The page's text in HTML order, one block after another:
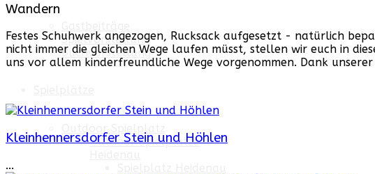
Spielvorstellung
Buchvorstellung
Outdoor Spielplätze
Wandern
Festes Schuhwerk angezogen, Rucksack aufgesetzt - natürlich
nicht immer die gleichen Wege laufen müsst, stellen wir euch in
uns vor allem kinderfreundliche Wege vorgenommen. Dank
Kleinhennersdorfer Stein und Höhlen
...